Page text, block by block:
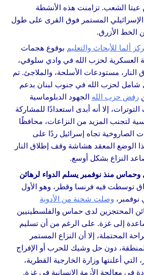
عيتا الشعب. تزامنت هذه الأنشطة
الإسرائيلي المستمر فوق القرى على طول
الخط الأزرق.
ألما للأبحاث والتعليم بوقوع هجمات
العسكرية لحزب الله في وادي سلوقي،
النار، مستودعات الأسلحة، والملاجئ. تم
شامل لحزب الله في جنوب لبنان بدعم
رفض حزب الله الجهود الدبلوماسية
التوترات، إلا أنه أبدى استعدادًا للمشاركة
لتجنب المزيد من النزاعات، محافظًا
الصاروخية تجاه إسرائيل ردًا على
الوضع المعقد هشاشة وقف إطلاق النار
النزاع بشكل أوسع.
وحماس منذ نوفمبر يسلم الدواء لرهائن
توسطت فيه فرنسا وقطر، وهو الأول
وصلت شحنة من الأدوية
المحتجزين لدى حماس والفلسطينيين
إلى غزة. على الرغم من أن تسليم
المحتملة، إلا أن النزاع المستمر
دون حل وشيك للحرب أو الإفراج
التي أعلنتها وزارة الخارجية القطرية،
معالجة الأزمة الإنسانية في غزة.